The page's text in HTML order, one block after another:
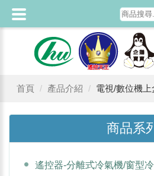
首頁 產品介紹 電視/數位機上
商品系
遙控器-分離式冷氣機/窗型